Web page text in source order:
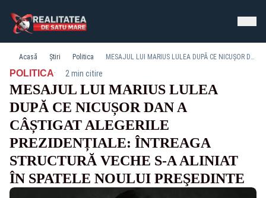
Acasă Știri Politica MESAJUL LUI MARIUS LULEA DUPĂ CE NICUȘOR DAN A CÂȘTIGAT ALEGERILE PREZIDENȚIALE: ÎNTREAGA STRUCTURĂ VECHE S-A ALINIAT ÎN SPATELE NOULUI PREŞEDINTE
POLITICA· 2 min citire
MESAJUL LUI MARIUS LULEA
DUPĂ CE NICUȘOR DAN A
CÂȘTIGAT ALEGERILE
PREZIDENȚIALE: ÎNTREAGA
STRUCTURĂ VECHE S-A ALINIAT
ÎN SPATELE NOULUI PREŞEDINTE